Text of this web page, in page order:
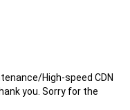
High-speed CDN
you. Sorry for the